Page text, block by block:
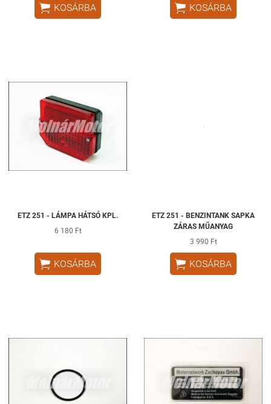
 KOSÁRBA  KOSÁRBA
ETZ 251 - LÁMPA HÁTSÓ KPL.
6 180 Ft
 KOSÁRBA
ETZ 251 - BENZINTANK SAPKA
ZÁRAS MŰANYAG
3 990 Ft
 KOSÁRBA